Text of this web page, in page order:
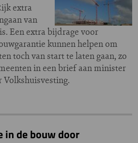
extra
van
Een extra bijdrage voor
kunnen helpen om
toch van start te laten gaan, zo
in een brief aan minister
Volkshuisvesting.
in de bouw door